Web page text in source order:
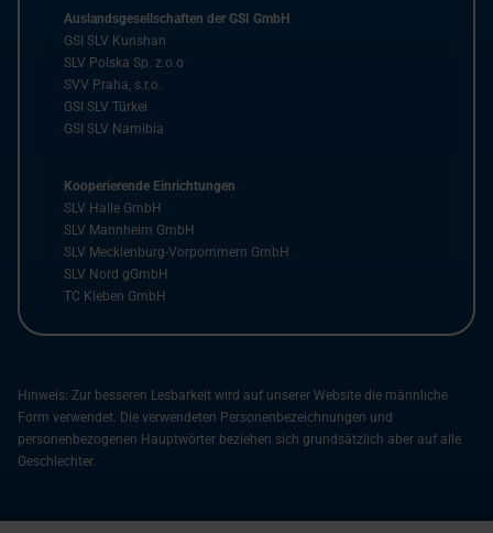
Auslandsgesellschaften der GSI GmbH
GSI SLV Kunshan
SLV Polska Sp. z.o.o
SVV Praha, s.r.o.
GSI SLV Türkei
GSI SLV Namibia
Kooperierende Einrichtungen
SLV Halle GmbH
SLV Mannheim GmbH
SLV Mecklenburg-Vorpommern GmbH
SLV Nord gGmbH
TC Kleben GmbH
Hinweis: Zur besseren Lesbarkeit wird auf unserer Website die männliche
Form verwendet. Die verwendeten Personenbezeichnungen und
personenbezogenen Hauptwörter beziehen sich grundsätzlich aber auf alle
Geschlechter.